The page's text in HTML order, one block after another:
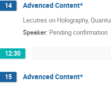
14 Advanced Content*
Lecutres on Holography,
Speaker: Pending confirmation
12:30
15 Advanced Content*